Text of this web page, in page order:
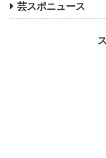
芸スポニュース